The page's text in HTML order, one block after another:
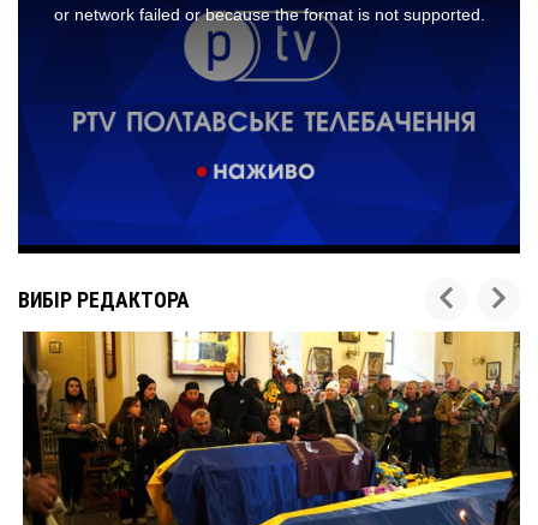
ВИБІР РЕДАКТОРА